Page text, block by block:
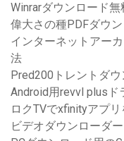
Winrarダウンロード無
偉大さの種PDFダウ
インターネットアー
法
Pred200トレントダウ
Android用revvl plusド
ロクTVでxfinityアプ
ビデオダウンローダ